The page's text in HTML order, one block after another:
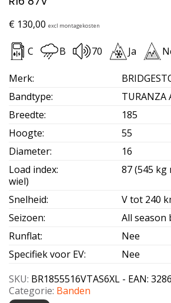
€ 130,00 excl montagekosten
C B 70 Ja
Merk:
Bandtype:
TURANZA
Breedte:
185
Hoogte:
55
Diameter:
16
Load index:
87 (545 kg
wiel)
Snelheid:
V tot 240
Seizoen:
All season
Runflat:
Nee
Specifiek voor EV:
Nee
SKU: BR1855516VTAS6XL - EAN:
Categorie: Banden